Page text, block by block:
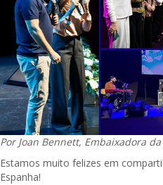
Por Joan Bennett, Embaixadora
Estamos muito felizes em
Espanha!